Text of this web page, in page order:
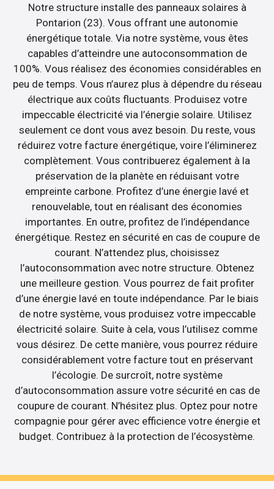
Notre structure installe des panneaux solaires à
Pontarion (23). Vous offrant une autonomie
énergétique totale. Via notre système, vous êtes
capables d’atteindre une autoconsommation de
100%. Vous réalisez des économies considérables en
peu de temps. Vous n’aurez plus à dépendre du réseau
électrique aux coûts fluctuants. Produisez votre
impeccable électricité via l’énergie solaire. Utilisez
seulement ce dont vous avez besoin. Du reste, vous
réduirez votre facture énergétique, voire l’éliminerez
complètement. Vous contribuerez également à la
préservation de la planète en réduisant votre
empreinte carbone. Profitez d’une énergie lavé et
renouvelable, tout en réalisant des économies
importantes. En outre, profitez de l’indépendance
énergétique. Restez en sécurité en cas de coupure de
courant. N’attendez plus, choisissez
l’autoconsommation avec notre structure. Obtenez
une meilleure gestion. Vous pourrez de fait profiter
d’une énergie lavé en toute indépendance. Par le biais
de notre système, vous produisez votre impeccable
électricité solaire. Suite à cela, vous l’utilisez comme
vous désirez. De cette manière, vous pourrez réduire
considérablement votre facture tout en préservant
l’écologie. De surcroît, notre système
d’autoconsommation assure votre sécurité en cas de
coupure de courant. N’hésitez plus. Optez pour notre
compagnie pour gérer avec efficience votre énergie et
budget. Contribuez à la protection de l’écosystème.